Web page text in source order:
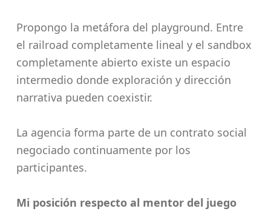
Propongo la metáfora del playground. Entre
el railroad completamente lineal y el sandbox
completamente abierto existe un espacio
intermedio donde exploración y dirección
narrativa pueden coexistir.
La agencia forma parte de un contrato social
negociado continuamente por los
participantes.
Mi posición respecto al mentor del juego